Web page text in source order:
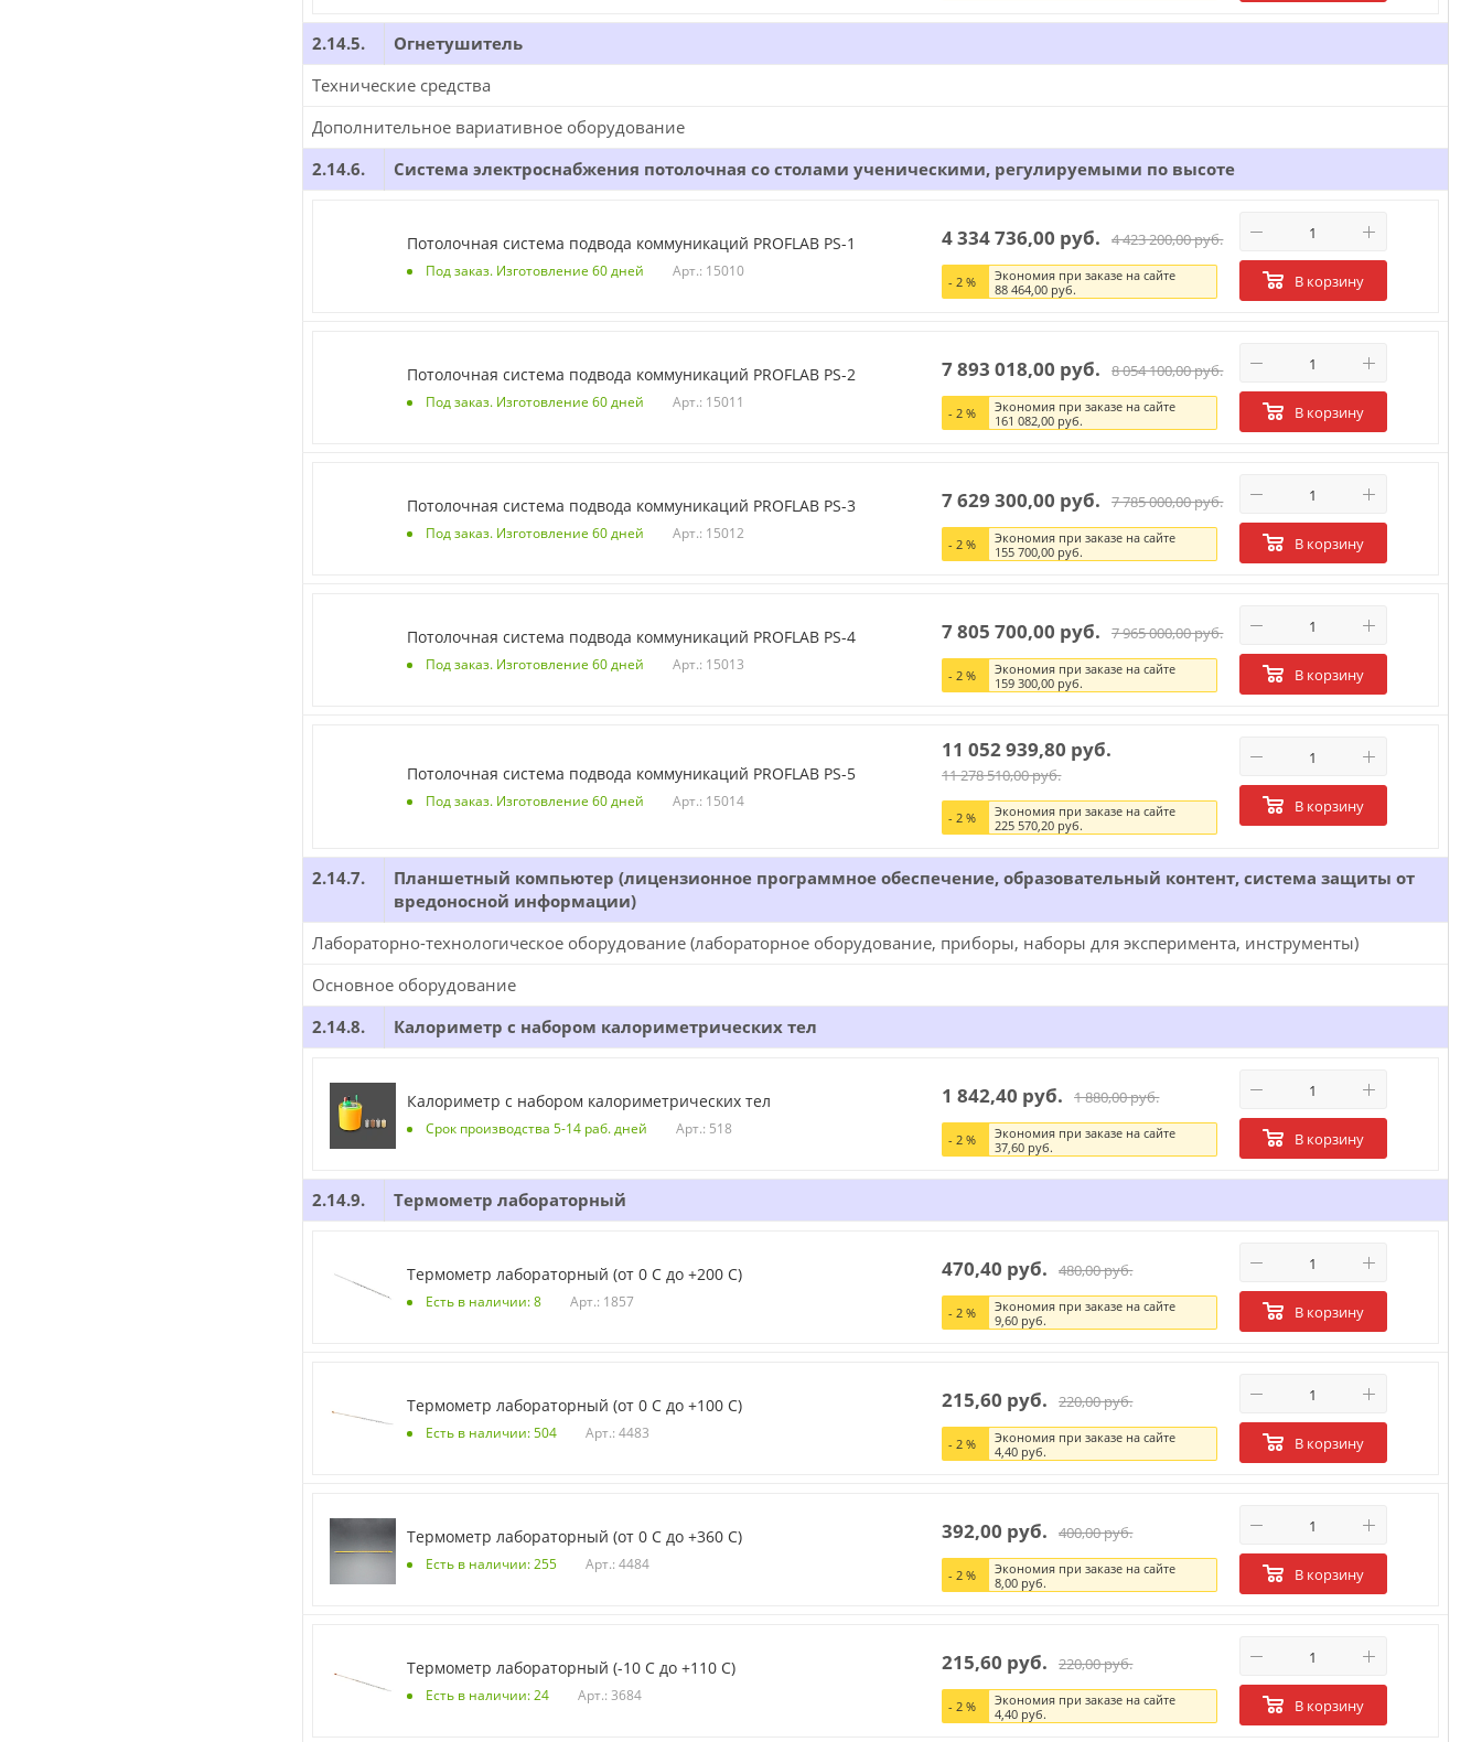
2.14.5.
Огнетушитель
Технические средства
Дополнительное вариативное оборудование
2.14.6.
Система электроснабжения потолочная со столами ученическими, регулируемыми по высоте
Потолочная система подвода коммуникаций PROFLAB PS-1
Под заказ. Изготовление 60 дней Арт.: 15010
4 334 736,00 руб. 4 423 200,00 руб.
- 2%
Экономия при заказе на сайте
88 464,00 руб.
В корзину
Потолочная система подвода коммуникаций PROFLAB PS-2
Под заказ. Изготовление 60 дней Арт.: 15011
7 893 018,00 руб. 8 054 100,00 руб.
- 2%
Экономия при заказе на сайте
161 082,00 руб.
В корзину
Потолочная система подвода коммуникаций PROFLAB PS-3
Под заказ. Изготовление 60 дней Арт.: 15012
7 629 300,00 руб. 7 785 000,00 руб.
- 2%
Экономия при заказе на сайте
155 700,00 руб.
В корзину
Потолочная система подвода коммуникаций PROFLAB PS-4
Под заказ. Изготовление 60 дней Арт.: 15013
7 805 700,00 руб. 7 965 000,00 руб.
- 2%
Экономия при заказе на сайте
159 300,00 руб.
В корзину
Потолочная система подвода коммуникаций PROFLAB PS-5
Под заказ. Изготовление 60 дней Арт.: 15014
11 052 939,80 руб.
11 278 510,00 руб.
- 2%
Экономия при заказе на сайте
225 570,20 руб.
В корзину
2.14.7.
Планшетный компьютер (лицензионное программное обеспечение, образовательный контент, система защиты от
вредоносной информации)
Лабораторно-технологическое оборудование (лабораторное оборудование, приборы, наборы для эксперимента, инструменты)
Основное оборудование
2.14.8.
Калориметр с набором калориметрических тел
Калориметр с набором калориметрических тел
Срок производства 5-14 раб. дней Арт.: 518
1 842,40 руб. 1 880,00 руб.
- 2%
Экономия при заказе на сайте
37,60 руб.
В корзину
2.14.9. Термометр лабораторный
Термометр лабораторный (от 0 С до +200 С)
Есть в наличии: 8 Арт.: 1857
470,40 руб. 480,00 руб.
- 2%
Экономия при заказе на сайте
9,60 руб.
В корзину
Термометр лабораторный (от 0 С до +100 С)
Есть в наличии: 504 Арт.: 4483
215,60 руб. 220,00 руб.
- 2%
Экономия при заказе на сайте
4,40 руб.
В корзину
Термометр лабораторный (от 0 С до +360 С)
Есть в наличии: 255 Арт.: 4484
392,00 руб. 400,00 руб.
- 2%
Экономия при заказе на сайте
8,00 руб.
В корзину
Термометр лабораторный (-10 С до +110 С)
Есть в наличии: 24 Арт.: 3684
215,60 руб. 220,00 руб.
- 2%
Экономия при заказе на сайте
4,40 руб.
В корзину